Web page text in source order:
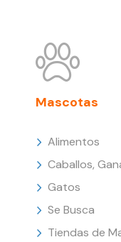
Mascotas
Alimentos
Caballos,
Gatos
Se Busca
Tiendas de